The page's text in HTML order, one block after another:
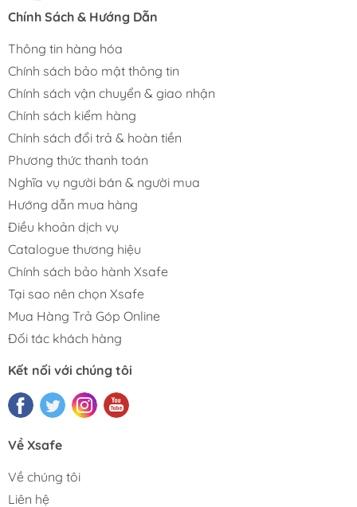
Chính Sách & Hướng Dẫn
Thông tin hàng hóa
Chính sách bảo mật thông tin
Chính sách vận chuyển & giao nhận
Chính sách kiểm hàng
Chính sách đổi trả & hoàn tiền
Phương thức thanh toán
Nghĩa vụ người bán & người mua
Hướng dẫn mua hàng
Điều khoản dịch vụ
Catalogue thương hiệu
Chính sách bảo hành Xsafe
Tại sao nên chọn Xsafe
Mua Hàng Trả Góp Online
Đối tác khách hàng
Kết nối với chúng tôi
Về Xsafe
Về chúng tôi
Liên hệ